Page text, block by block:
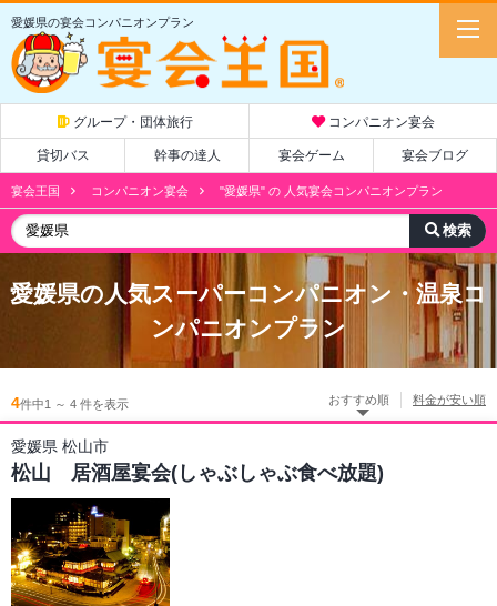
愛媛県の宴会コンパニオンプラン
グループ・団体旅行 コンパニオン宴会
貸切バス 幹事の達人 宴会ゲーム 宴会ブログ
宴会王国 コンパニオン宴会 "愛媛県" の 人気宴会コンパニオンプラン
愛媛県の人気スーパーコンパニオン・温泉コ
ンパニオンプラン
4件中1 ～ 4 件を表示 おすすめ順 料金が安い順
愛媛県 松山市
松山 居酒屋宴会(しゃぶしゃぶ食べ放題)